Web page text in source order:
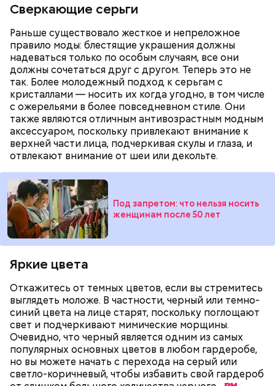
Сверкающие серьги
Раньше существовало жесткое и непреложное
правило моды: блестящие украшения должны
надеваться только по особым случаям, все они
должны сочетаться друг с другом. Теперь это не
так. Более молодежный подход к серьгам с
кристаллами — носить их когда угодно, в том числе
с ожерельями в более повседневном стиле. Они
также являются отличным антивозрастным модным
аксессуаром, поскольку привлекают внимание к
верхней части лица, подчеркивая скулы и глаза, и
отвлекают внимание от шеи или декольте.
Под запретом: что нельзя носить
женщинам после 50 лет
Яркие цвета
Откажитесь от темных цветов, если вы стремитесь
выглядеть моложе. В частности, черный или темно-
синий цвета на лице старят, поскольку поглощают
свет и подчеркивают мимические морщины.
Очевидно, что черный является одним из самых
популярных основных цветов в любом гардеробе,
но вы можете начать с перехода на серый или
светло-коричневый, чтобы избавить свой гардероб
Поляков предупредил: не стоит собирать грибы у
обочин дорог или рядом с промышленными
предприятиями, так как они могут накапливать в
себе токсические вещества.
Вернет молодость и снизит
воспаление: диетолог Писарева
рассказала о пользе черники
— Лисички можно употреблять в различном виде:
жареном, вареном, тушеном, сушеном и соленом.
Однако с точки зрения пользы лучше отдать
предпочтение маринованным, соленым и тушеным
вариациям, — посоветовал эндокринолог.
грибам Дмитрий Тихомиров.
«Новым рекордам — быть»: как
активность Эль-Ниньо может
По его словам, молния может распасться, улететь
или просто погаснуть. Однако есть риск, что она
может и взорваться.
угаснет, — объяснил Бычков. — Но чаще всего они
у них кончается и они затухают.
Одним из запоминающихся событий того периода
для Макеева стал футбольный матч между
киевским «Динамо» и мадридским «Атлетико»,
который состоялся 3 мая в Киеве. Полк Макеева жил
— Электричества нет. Но есть электростанция. И
секретарь партийной организации сжалился и
выделил нам цветной телевизор. И мы вечером
смогли посмотреть матч, — вспоминает он.